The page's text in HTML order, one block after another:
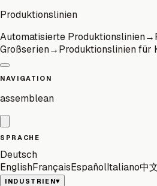
Produktionslinien
Automatisierte Produktionslinien→
Großserien→Produktionslinien für
NAVIGATION
assemblean
SPRACHE
Deutsch
EnglishFrançaisEspañolItaliano中
INDUSTRIEN▾